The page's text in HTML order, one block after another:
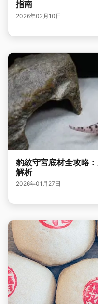
指南
2026年02月10日
豹紋守宮底材全攻略
解析
2026年01月27日